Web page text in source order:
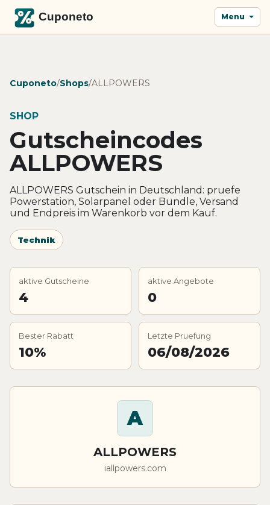
Menu
Cuponeto/Shops/ALLPOWERS
SHOP
Gutscheincodes
ALLPOWERS
ALLPOWERS Gutschein in Deutschland: pruefe
Powerstation, Solarpanel oder Bundle, Versand
und Endpreis im Warenkorb vor dem Kauf.
Technik
aktive Gutscheine
4
aktive Angebote
0
Bester Rabatt
10%
Letzte Pruefung
06/08/2026
A
ALLPOWERS
iallpowers.com